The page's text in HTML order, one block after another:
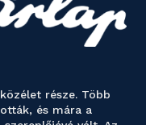
része. Több
és mára a